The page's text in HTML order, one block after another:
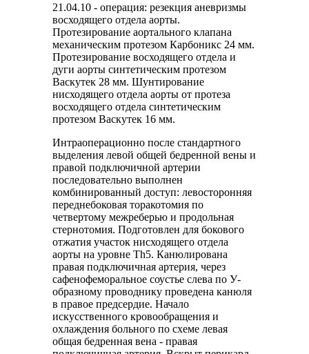
21.04.10 - операция: резекция аневризмы
восходящего отдела аорты.
Протезирование аортального клапана
механическим протезом Карбоникс 24 мм.
Протезирование восходящего отдела и
дуги аорты синтетическим протезом
Васкутек 28 мм. Шунтирование
нисходящего отдела аорты от протеза
восходящего отдела синтетическим
протезом Васкутек 16 мм.
Интраоперационно после стандартного
выделения левой общей бедренной вены и
правой подключичной артерии
последовательно выполнен
комбинированный доступ: левосторонняя
переднебоковая торакотомия по
четвертому межреберью и продольная
стернотомия. Подготовлен для бокового
отжатия участок нисходящего отдела
аорты на уровне Th5. Канюлирована
правая подключичная артерия, через
сафенофеморальное соустье слева по У-
образному проводнику проведена канюля
в правое предсердие. Начало
искусственного кровообращения и
охлаждения больного по схеме левая
общая бедренная вена - правая